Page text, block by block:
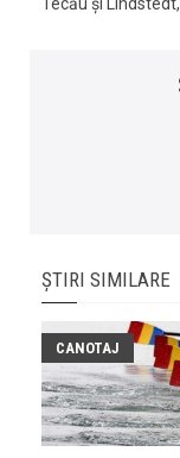
ȘTIRI SIMILARE
CANOTAJ